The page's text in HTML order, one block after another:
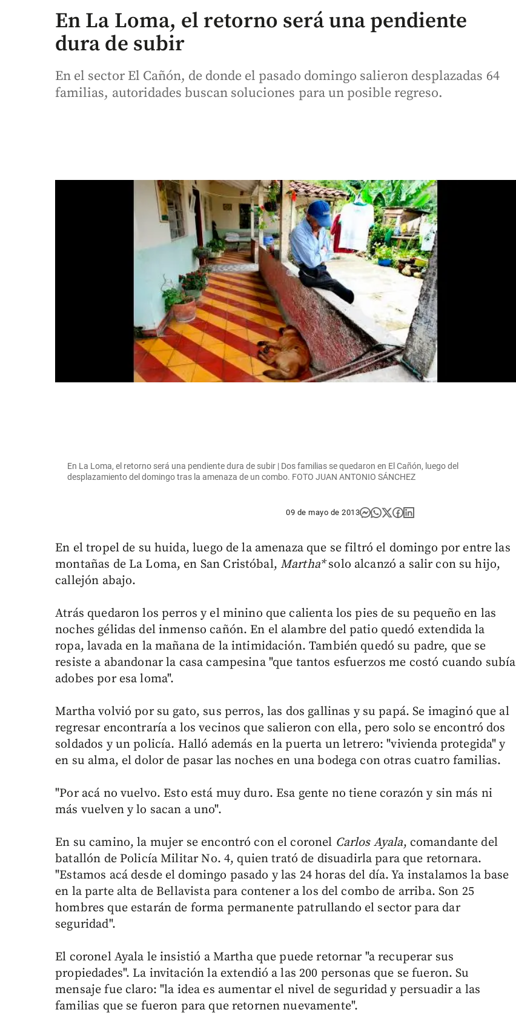
En La Loma, el retorno será una pendiente
dura de subir
En el sector El Cañón, de donde el pasado domingo salieron desplazadas 64
familias, autoridades buscan soluciones para un posible regreso.
En La Loma, el retorno será una pendiente dura de subir | Dos familias se quedaron en El Cañón, luego del
desplazamiento del domingo tras la amenaza de un combo. FOTO JUAN ANTONIO SÁNCHEZ
09 de mayo de 2013
En el tropel de su huida, luego de la amenaza que se filtró el domingo por entre las
montañas de La Loma, en San Cristóbal, Martha*solo alcanzó a salir con su hijo,
callejón abajo.
Atrás quedaron los perros y el minino que calienta los pies de su pequeño en las
noches gélidas del inmenso cañón. En el alambre del patio quedó extendida la
ropa, lavada en la mañana de la intimidación. También quedó su padre, que se
resiste a abandonar la casa campesina "que tantos esfuerzos me costó cuando subía
adobes por esa loma".
Martha volvió por su gato, sus perros, las dos gallinas y su papá. Se imaginó que al
regresar encontraría a los vecinos que salieron con ella, pero solo se encontró dos
soldados y un policía. Halló además en la puerta un letrero: "vivienda protegida" y
en su alma, el dolor de pasar las noches en una bodega con otras cuatro familias.
"Por acá no vuelvo. Esto está muy duro. Esa gente no tiene corazón y sin más ni
más vuelven y lo sacan a uno".
En su camino, la mujer se encontró con el coronel Carlos Ayala, comandante del
batallón de Policía Militar No. 4, quien trató de disuadirla para que retornara.
"Estamos acá desde el domingo pasado y las 24 horas del día. Ya instalamos la base
en la parte alta de Bellavista para contener a los del combo de arriba. Son 25
hombres que estarán de forma permanente patrullando el sector para dar
seguridad".
El coronel Ayala le insistió a Martha que puede retornar "a recuperar sus
propiedades". La invitación la extendió a las 200 personas que se fueron. Su
mensaje fue claro: "la idea es aumentar el nivel de seguridad y persuadir a las
familias que se fueron para que retornen nuevamente".